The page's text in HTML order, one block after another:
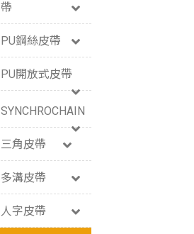
帶
PU鋼絲皮帶
PU開放式皮帶
SYNCHROCHAIN
三角皮帶
多溝皮帶
人字皮帶